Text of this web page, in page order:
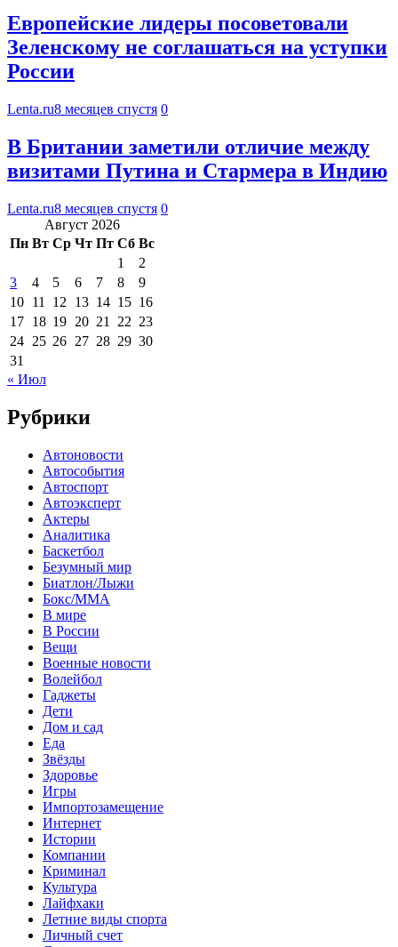
Европейские лидеры посоветовали
Зеленскому не соглашаться на уступки
России
Lenta.ru8 месяцев спустя 0
В Британии заметили отличие между
визитами Путина и Стармера в Индию
Lenta.ru8 месяцев спустя 0
Август 2026
Пн Вт Ср Чт Пт Сб Вс
1
2
3
4 5 6 7 8
9
10 11 12 13 14 15 16
17 18 19 20 21 22 23
24 25 26 27 28 29 30
31
« Июл
Рубрики
Автоновости
Автособытия
Автоспорт
Автоэксперт
Актеры
Аналитика
Баскетбол
Безумный мир
Биатлон/Лыжи
Бокс/MMA
В мире
В России
Вещи
Военные новости
Волейбол
Гаджеты
Дети
Дом и сад
Еда
Звёзды
Здоровье
Игры
Импортозамещение
Интернет
Истории
Компании
Криминал
Культура
Лайфхаки
Летние виды спорта
Личный счет